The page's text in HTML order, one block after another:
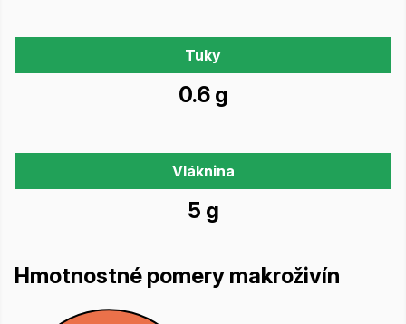
Tuky
0.6 g
Vláknina
5 g
Hmotnostné pomery makroživín